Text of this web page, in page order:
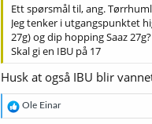
e
r
:
Ett spørsmål til, ang.
Jeg tenker i utgangspunktet
27g) og dip hopping Saaz 27g?
Skal gi en IBU på 17
Husk at også IBU blir
R
e
Ole Einar